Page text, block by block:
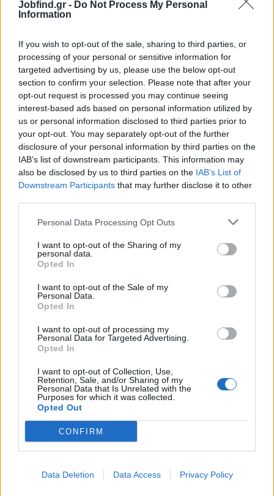
Jobfind.gr - Do Not Process My Personal
Information
If you wish to opt-out of the sale, sharing to third parties, or
processing of your personal or sensitive information for
targeted advertising by us, please use the below opt-out
section to confirm your selection. Please note that after your
opt-out request is processed you may continue seeing
interest-based ads based on personal information utilized by
us or personal information disclosed to third parties prior to
your opt-out. You may separately opt-out of the further
disclosure of your personal information by third parties on the
IAB’s list of downstream participants. This information may
also be disclosed by us to third parties on the IAB’s List of
Downstream Participants that may further disclose it to other
Personal Data Processing Opt Outs
I want to opt-out of the Sharing of my
personal data.
Opted In
I want to opt-out of the Sale of my
Personal Data.
Opted In
I want to opt-out of processing my
Personal Data for Targeted Advertising.
Opted In
I want to opt-out of Collection, Use,
Retention, Sale, and/or Sharing of my
Personal Data that Is Unrelated with the
Purposes for which it was collected.
Opted Out
CONFIRM
Data Deletion Data Access Privacy Policy
30/07/2026
Προσωπικό Ασφαλείας (Security) - Μαγούλα
ΜΑΓΟΥΛΑ | ΑΘΗΝΑ - ΑΤΤΙΚΗ
Πλήρης απασχόληση
30/07/2026
Προσωπικό Ασφαλείας (Security) - Καλλιθέα,
Γλυφάδα, Νέα Σμύρνη
Πλήρης απασχόληση
Προσωπικό Ασφαλείας (Security) - Πειραιάς,
Μοσχάτο
ΜΟΣΧΑΤΟ | ΑΘΗΝΑ - ΑΤΤΙΚΗ
Πλήρης απασχόληση
30/07/2026
Προσωπικό Ασφαλείας (Security) - Κηφισιά,
Πεύκη, Μαρούσι
ΜΑΡΟΥΣΙ | ΑΘΗΝΑ - ΑΤΤΙΚΗ